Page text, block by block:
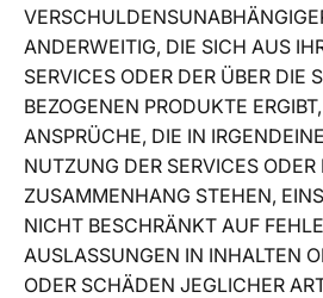
ANDERWEITIG, DIE SICH AUS
SERVICES ODER DER ÜBER DIE
BEZOGENEN PRODUKTE
ANSPRÜCHE, DIE IN
NUTZUNG DER SERVICES
ZUSAMMENHANG STEHEN,
NICHT BESCHRÄNKT AUF
AUSLASSUNGEN IN INHALTEN
ODER SCHÄDEN JEGLICHER